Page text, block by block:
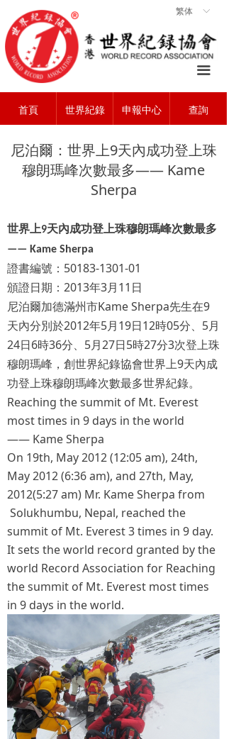
首頁 世界紀錄 申報中心 查詢
ꀅ
繁体
끀
ꀇ 首頁
ꄃ 關於協會
ꁡ 世界紀錄
ꄠ 查詢中心
ꂐ 申報中心
常見問題
尼泊爾：世界上9天內成功登上珠
穆朗瑪峰次數最多—— Kame
Sherpa
世界上9天內成功登上珠穆朗瑪峰次數最多
—— Kame Sherpa
證書編號： 50183-1301-01
頒證日期： 2013年3月 11 日
尼泊爾加德滿州市Kame Sherpa先生在9
天內分別於2012年5月 19日 12時05分、 5月
24日 6時36分、 5月 27日 5時27分3次登上珠
穆朗瑪峰，創世界紀錄協會世界上9天內成
功登上珠穆朗瑪峰次數最多世界紀錄。
Reaching the summit of Mt. Everest
most times in 9 days in the world
—— Kame Sherpa
On 19th, May 2012 (12:05 am), 24th,
May 2012 (6:36 am), and 27th, May,
2012(5:27 am) Mr. Kame Sherpa from
Solukhumbu, Nepal, reached the
summit of Mt. Everest 3 times in 9 day.
It sets the world record granted by the
world Record Association for Reaching
the summit of Mt. Everest most times
in 9 days in the world.